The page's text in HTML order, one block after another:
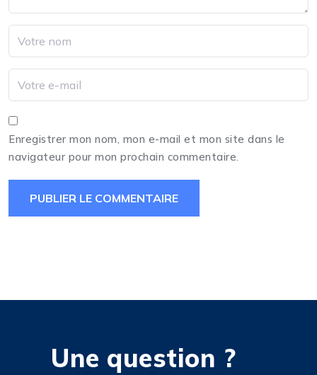
Enregistrer mon nom, mon e-mail et mon site dans le
navigateur pour mon prochain commentaire.
Une question ?